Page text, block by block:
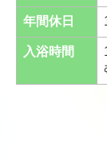
年間休日
入浴時間